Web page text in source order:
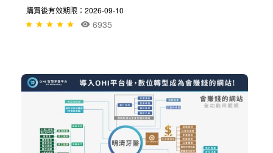
購買後有效期限：2026-09-10
6935